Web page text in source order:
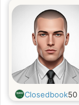
Closedbook50